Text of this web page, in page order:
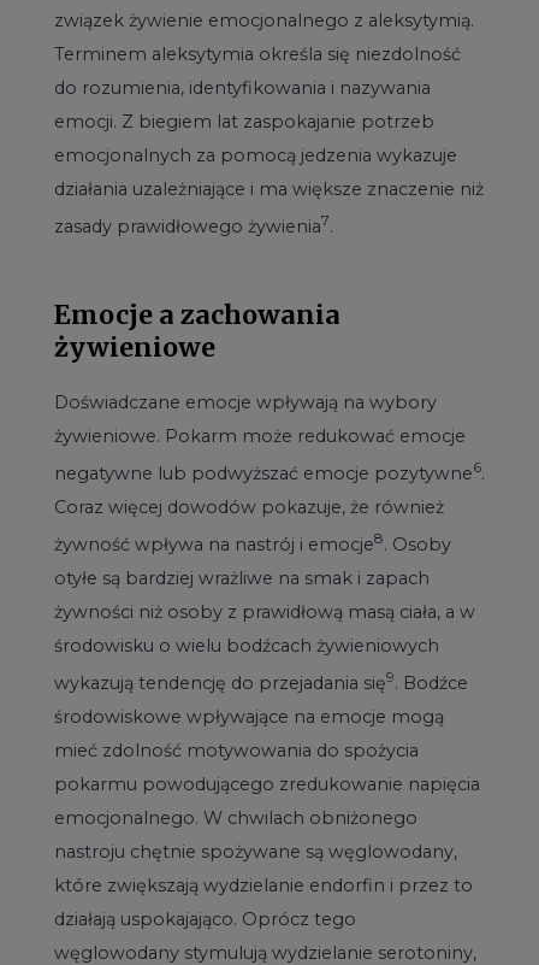
związek żywienie emocjonalnego z aleksytymią.
Terminem aleksytymia określa się niezdolność
do rozumienia, identyfikowania i nazywania
emocji. Z biegiem lat zaspokajanie potrzeb
emocjonalnych za pomocą jedzenia wykazuje
działania uzależniające i ma większe znaczenie niż
zasady prawidłowego żywienia7.
Emocje a zachowania
żywieniowe
Doświadczane emocje wpływają na wybory
żywieniowe. Pokarm może redukować emocje
negatywne lub podwyższać emocje pozytywne6.
Coraz więcej dowodów pokazuje, że również
żywność wpływa na nastrój i emocje8. Osoby
otyłe są bardziej wrażliwe na smak i zapach
żywności niż osoby z prawidłową masą ciała, a w
środowisku o wielu bodźcach żywieniowych
wykazują tendencję do przejadania się9. Bodźce
środowiskowe wpływające na emocje mogą
mieć zdolność motywowania do spożycia
pokarmu powodującego zredukowanie napięcia
emocjonalnego. W chwilach obniżonego
nastroju chętnie spożywane są węglowodany,
które zwiększają wydzielanie endorfin i przez to
działają uspokajająco. Oprócz tego
węglowodany stymulują wydzielanie serotoniny,